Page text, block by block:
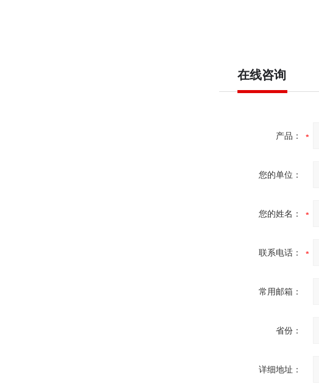
在线咨询
产品：
您的单位：
您的姓名：
联系电话：
常用邮箱：
省份：
详细地址：